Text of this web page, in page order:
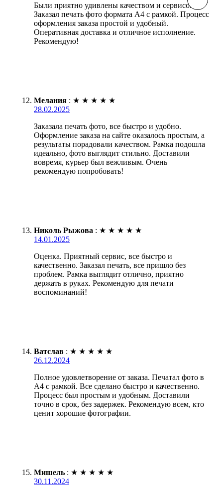
Были приятно удивлены качеством и сервисом.
Заказал печать фото формата А4 с рамкой. Процесс
оформления заказа простой и удобный.
Оперативная доставка и отличное исполнение.
Рекомендую!
Мелания : ★ ★ ★ ★ ★
28.02.2025
Заказала печать фото, все быстро и удобно.
Оформление заказа на сайте оказалось простым, а
результаты порадовали качеством. Рамка подошла
идеально, фото выглядит стильно. Доставили
вовремя, курьер был вежливым. Очень
рекомендую попробовать!
Николь Рыжова : ★ ★ ★ ★ ★
14.01.2025
Оценка. Приятный сервис, все быстро и
качественно. Заказал печать, все пришло без
проблем. Рамка выглядит отлично, приятно
держать в руках. Рекомендую для печати
воспоминаний!
Ватслав : ★ ★ ★ ★ ★
26.12.2024
Полное удовлетворение от заказа. Печатал фото в
А4 с рамкой. Все сделано быстро и качественно.
Процесс был простым и удобным. Доставили
точно в срок, без задержек. Рекомендую всем, кто
ценит хорошие фотографии.
Мишель : ★ ★ ★ ★ ★
30.11.2024